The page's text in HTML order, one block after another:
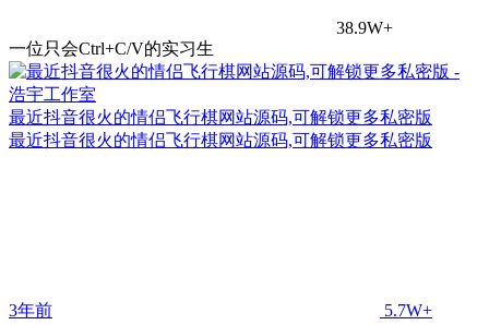
38.9W+
一位只会Ctrl+C/V的实习生
最近抖音很火的情侣飞行棋网站源码,可解锁更多私密版
最近抖音很火的情侣飞行棋网站源码,可解锁更多私密版
3年前 5.7W+